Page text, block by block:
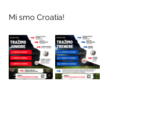
Mi smo Croatia!